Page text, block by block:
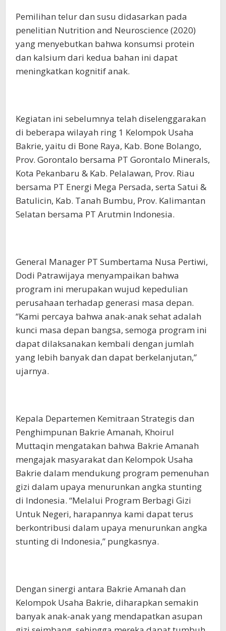
Pemilihan telur dan susu didasarkan pada
penelitian Nutrition and Neuroscience (2020)
yang menyebutkan bahwa konsumsi protein
dan kalsium dari kedua bahan ini dapat
meningkatkan kognitif anak.
Kegiatan ini sebelumnya telah diselenggarakan
di beberapa wilayah ring 1 Kelompok Usaha
Bakrie, yaitu di Bone Raya, Kab. Bone Bolango,
Prov. Gorontalo bersama PT Gorontalo Minerals,
Kota Pekanbaru & Kab. Pelalawan, Prov. Riau
bersama PT Energi Mega Persada, serta Satui &
Batulicin, Kab. Tanah Bumbu, Prov. Kalimantan
Selatan bersama PT Arutmin Indonesia.
General Manager PT Sumbertama Nusa Pertiwi,
Dodi Patrawijaya menyampaikan bahwa
program ini merupakan wujud kepedulian
perusahaan terhadap generasi masa depan.
“Kami percaya bahwa anak-anak sehat adalah
kunci masa depan bangsa, semoga program ini
dapat dilaksanakan kembali dengan jumlah
yang lebih banyak dan dapat berkelanjutan,”
ujarnya.
Kepala Departemen Kemitraan Strategis dan
Penghimpunan Bakrie Amanah, Khoirul
Muttaqin mengatakan bahwa Bakrie Amanah
mengajak masyarakat dan Kelompok Usaha
Bakrie dalam mendukung program pemenuhan
gizi dalam upaya menurunkan angka stunting
di Indonesia. “Melalui Program Berbagi Gizi
Untuk Negeri, harapannya kami dapat terus
berkontribusi dalam upaya menurunkan angka
stunting di Indonesia,” pungkasnya.
Dengan sinergi antara Bakrie Amanah dan
Kelompok Usaha Bakrie, diharapkan semakin
banyak anak-anak yang mendapatkan asupan